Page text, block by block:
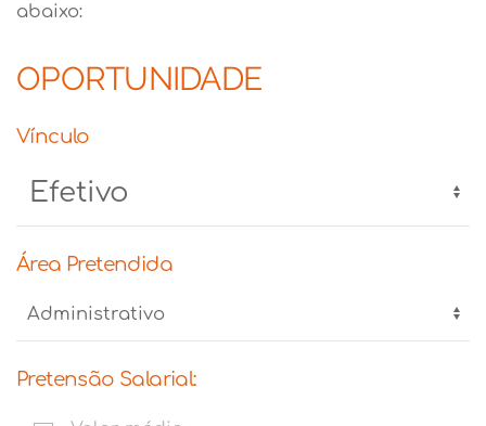
abaixo:
OPORTUNIDADE
Vínculo
Área Pretendida
Pretensão Salarial: